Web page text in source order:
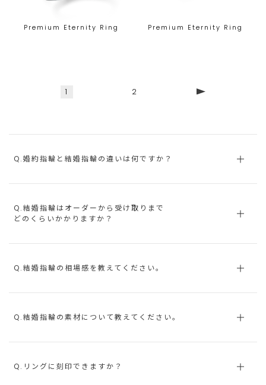
Premium Eternity Ring Premium Eternity Ring
1 2
Q.婚約指輪と結婚指輪の違いは何ですか？
Q.結婚指輪はオーダーから受け取りまで
どのくらいかかりますか？
Q.結婚指輪の相場感を教えてください。
Q.結婚指輪の素材について教えてください。
Q.リングに刻印できますか？